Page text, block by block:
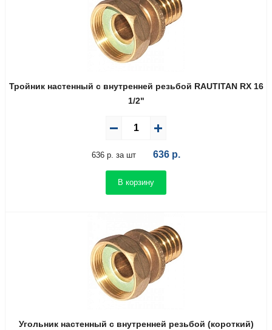
Тройник настенный с внутренней резьбой RAUTITAN RX 16
1/2"
636 р. за шт 636 р.
В корзину
Угольник настенный с внутренней резьбой (короткий)